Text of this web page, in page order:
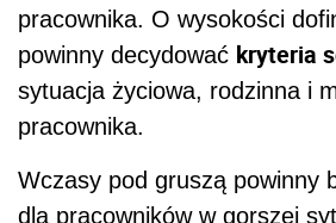
pracownika. O wysokości
powinny decydować kryteria
sytuacja życiowa, rodzinna i
pracownika.
Wczasy pod gruszą powinny
dla pracowników w gorszej